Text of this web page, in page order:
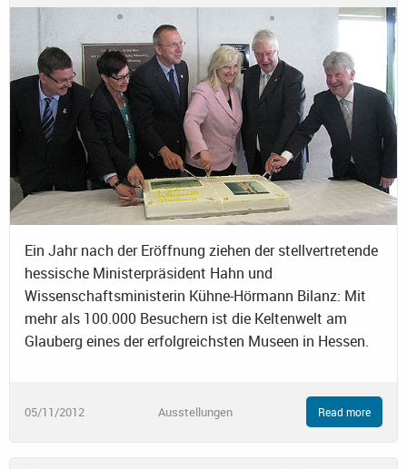
Ein Jahr nach der Eröffnung ziehen der stellvertretende
hessische Ministerpräsident Hahn und
Wissenschaftsministerin Kühne-Hörmann Bilanz: Mit
mehr als 100.000 Besuchern ist die Keltenwelt am
Glauberg eines der erfolgreichsten Museen in Hessen.
05/11/2012 Ausstellungen Read more